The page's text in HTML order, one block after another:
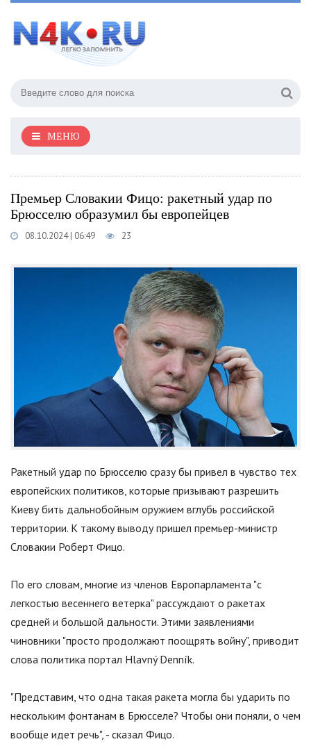
МЕНЮ
Премьер Словакии Фицо: ракетный удар по
Брюсселю образумил бы европейцев
08.10.2024 | 06:49 23
Ракетный удар по Брюсселю сразу бы привел в чувство тех
европейских политиков, которые призывают разрешить
Киеву бить дальнобойным оружием вглубь российской
территории. К такому выводу пришел премьер-министр
Словакии Роберт Фицо.
По его словам, многие из членов Европарламента "с
легкостью весеннего ветерка" рассуждают о ракетах
средней и большой дальности. Этими заявлениями
чиновники "просто продолжают поощрять войну", приводит
слова политика портал Hlavný Denník.
"Представим, что одна такая ракета могла бы ударить по
нескольким фонтанам в Брюсселе? Чтобы они поняли, о чем
вообще идет речь", - сказал Фицо.